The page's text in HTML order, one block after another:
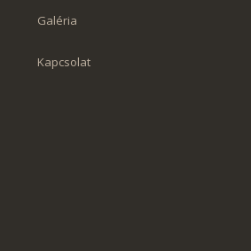
Galéria
Kapcsolat